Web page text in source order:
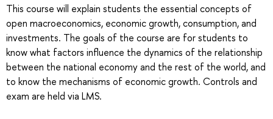
This course will explain students the essential concepts of
open macroeconomics, economic growth, consumption, and
investments. The goals of the course are for students to
know what factors influence the dynamics of the relationship
between the national economy and the rest of the world, and
to know the mechanisms of economic growth. Controls and
exam are held via LMS.